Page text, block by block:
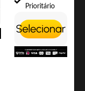
Prioritário
Selecionar